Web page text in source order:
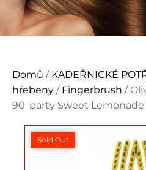
Domů / KADEŘNICKÉ
hřebeny / Fingerbrush /
90' party Sweet Lemonade
Sold Out